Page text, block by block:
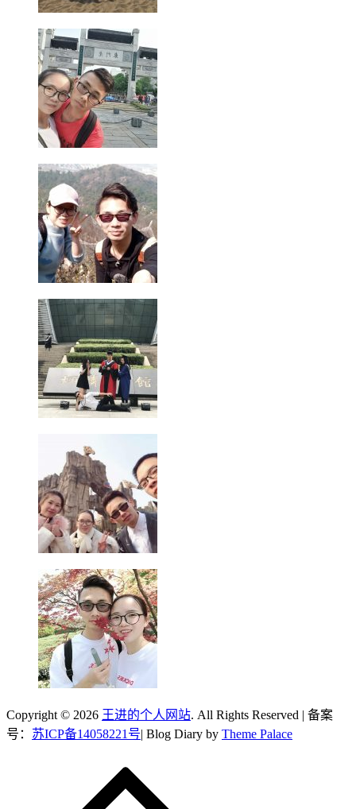
Copyright © 2026 王进的个人网站. All Rights Reserved | 备案
号： 苏ICP备14058221号 | Blog Diary by Theme Palace